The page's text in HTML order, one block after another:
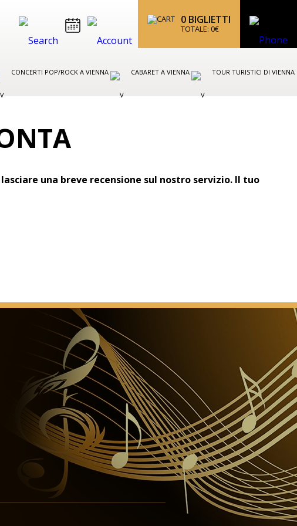
0 BIGLIETTI
TOTALE: 0€
CONCERTI POP/ROCK A VIENNA CABARET A VIENNA TOUR TURISTICI DI VIENNA
una breve recensione sul nostro servizio. Il tuo